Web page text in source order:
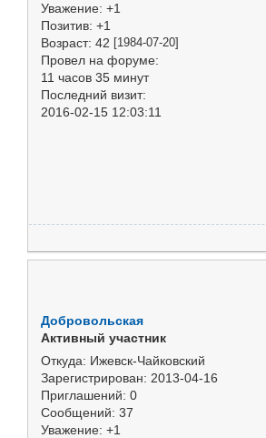
Уважение: +1
Позитив: +1
Возраст: 42 [1984-07-20]
Провел на форуме:
11 часов 35 минут
Последний визит:
2016-02-15 12:03:11
Добровольская
Активный участник
Откуда: Ижевск-Чайковский
Зарегистрирован: 2013-04-16
Приглашений: 0
Сообщений: 37
Уважение: +1